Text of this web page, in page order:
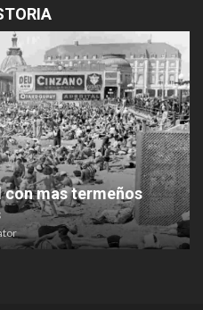
Cabo Savino” que
protagonista